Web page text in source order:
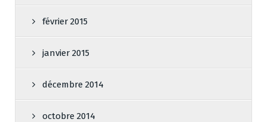
février 2015
janvier 2015
décembre 2014
octobre 2014